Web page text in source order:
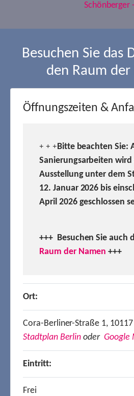
Besuchen Sie das
den Raum
Öffnungszeiten &
+ + +Bitte beachten Sie:
Sanierungsarbeiten wird
Ausstellung unter dem
12. Januar 2026 bis
April 2026 geschlossen
+++ Besuchen Sie auch
Raum der Namen +++
Ort:
Cora-Berliner-Straße 1,
Stadtplan Berlin oder Google
Eintritt:
Frei